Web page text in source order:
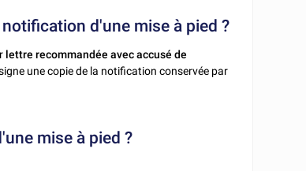
d'une mise à pied ?
lettre recommandée avec accusé de
une copie de la notification conservée par
mise à pied ?